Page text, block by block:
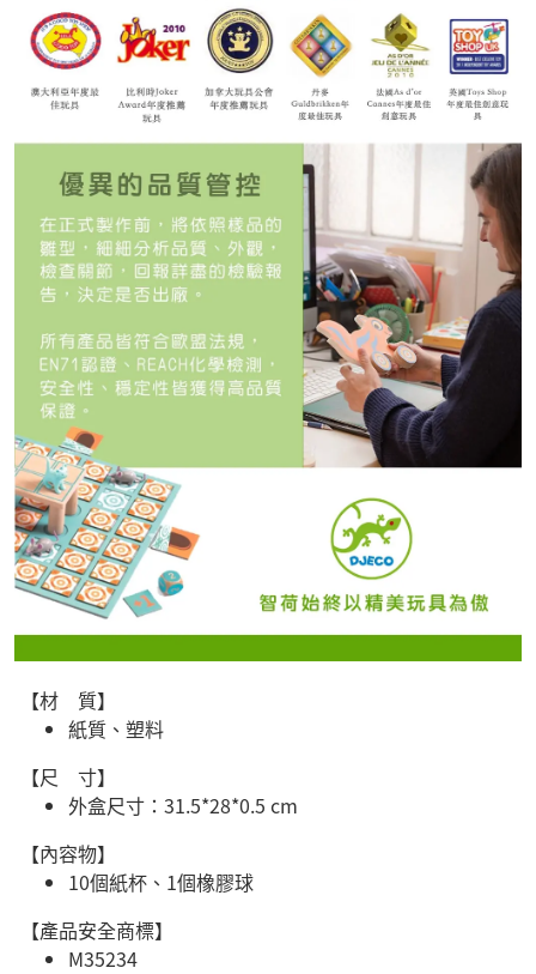
【材 質】
紙質、塑料
【尺 寸】
外盒尺寸：31.5*28*0.5 cm
【內容物】
10個紙杯、1個橡膠球
【產品安全商標】
M35234